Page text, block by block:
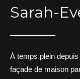
Sarah-
À temps plein
façade de maison